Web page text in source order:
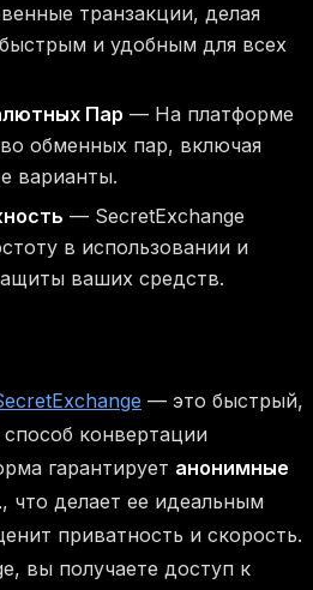
транзакции, делая
и удобным для всех
Пар — На платформе
обменных пар, включая
варианты.
— SecretExchange
в использовании и
ваших средств.
— это быстрый,
конвертации
гарантирует анонимные
, что делает ее идеальным
приватность и скорость.
вы получаете доступ к